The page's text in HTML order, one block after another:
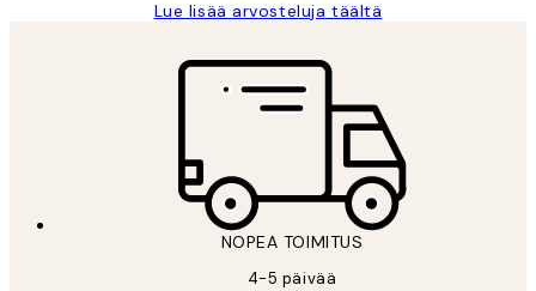
Lue lisää arvosteluja täältä
NOPEA TOIMITUS
4-5 päivää